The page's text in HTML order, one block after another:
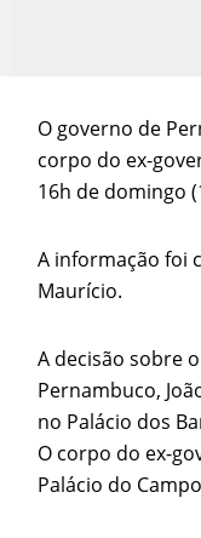
O governo de
corpo do ex-
16h de domingo
A informação foi
Maurício.
A decisão sobre
Pernambuco,
no Palácio dos
O corpo do ex-
Palácio do